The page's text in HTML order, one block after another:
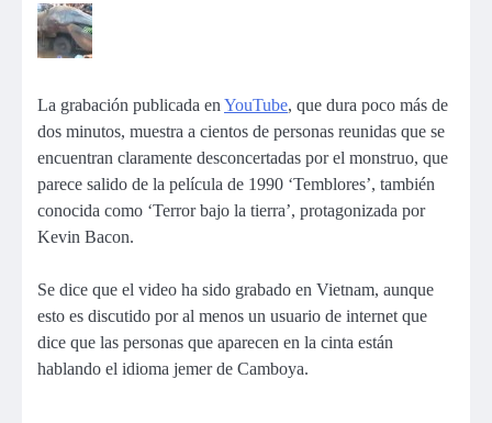
La grabación publicada en YouTube, que dura poco más de
dos minutos, muestra a cientos de personas reunidas que se
encuentran claramente desconcertadas por el monstruo, que
parece salido de la película de 1990 ‘Temblores’, también
conocida como ‘Terror bajo la tierra’, protagonizada por
Kevin Bacon.
Se dice que el video ha sido grabado en Vietnam, aunque
esto es discutido por al menos un usuario de internet que
dice que las personas que aparecen en la cinta están
hablando el idioma jemer de Camboya.